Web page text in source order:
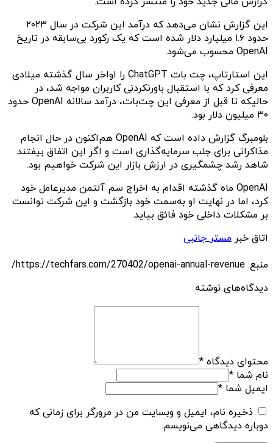
این گزارش نشان می‌دهد که درآمد این شرکت در سال ۲۰۲۳
حدود ۱.۶ میلیارد دلار شده است که یک رکورد بی‌سابقه در تاریخ
OpenAI محسوب می‌شود.
این استارتاپ، چت بات ChatGPT را اواخر سال گذشته میلادی
معرفی کرد که با استقبال باورنکردنی کاربران مواجه شد، در
حالیکه تا قبل از معرفی این چت‌بات، درآمد سالانه OpenAI حدود
۳۰ میلیون دلار بود.
بلومبرگ گزارش داده است که OpenAI هم‌اکنون در حال انجام
مذاکراتی برای جلب سرمایه‌گذاری است و اگر این اتفاق بیفتند
شاهد رشد چشمگیری در ارزش بازار این شرکت خواهیم بود.
OpenAI ماه گذشته اقدام به اخراج سم آلتمن مدیرعامل خود
کرد، اما در نهایت او به‌سمت خود بازگشت و این شرکت توانست
بر مشکلات داخلی خود فائق بیاید.
اتاق خبر مستر جانبی
منبع: https://techfars.com/270402/openai-annual-revenue/
دیدگاه‌های نوشته
محتوای دیدگاه *
نام شما *
ایمیل شما *
ذخیره نام، ایمیل و وبسایت من در مرورگر برای زمانی که
دوباره دیدگاهی می‌نویسم.